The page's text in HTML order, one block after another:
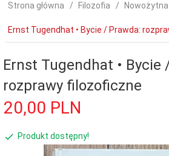
Strona główna Filozofia
Ernst Tugendhat • Bycie / Prawda:
Ernst Tugendhat • Bycie
rozprawy filozoficzne
20,00 PLN
Produkt dostępny!